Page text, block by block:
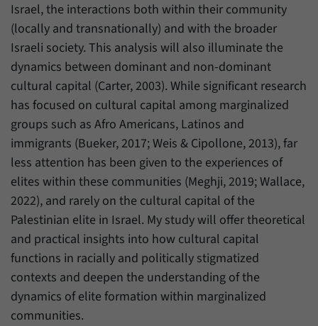
Israel, the interactions both within their community
(locally and transnationally) and with the broader
Israeli society. This analysis will also illuminate the
dynamics between dominant and non-dominant
cultural capital (Carter, 2003). While significant research
has focused on cultural capital among marginalized
groups such as Afro Americans, Latinos and
immigrants (Bueker, 2017; Weis & Cipollone, 2013), far
less attention has been given to the experiences of
elites within these communities (Meghji, 2019; Wallace,
2022), and rarely on the cultural capital of the
Palestinian elite in Israel. My study will offer theoretical
and practical insights into how cultural capital
functions in racially and politically stigmatized
contexts and deepen the understanding of the
dynamics of elite formation within marginalized
communities.